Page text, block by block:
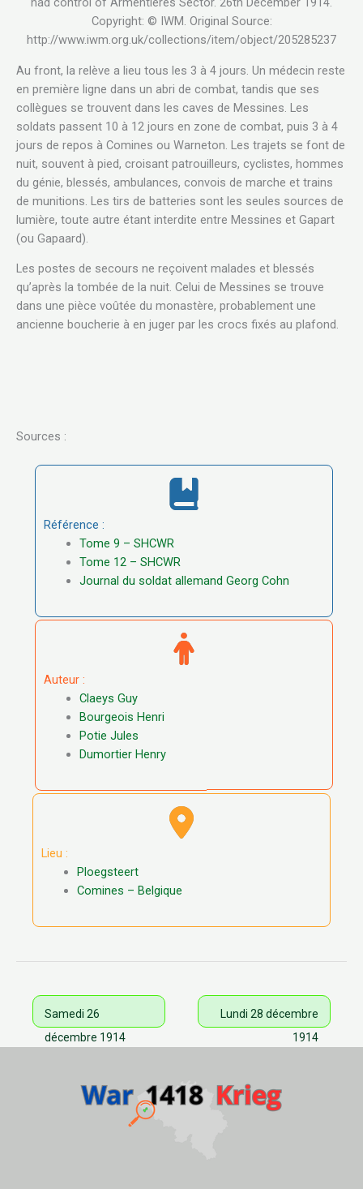
Copyright: © IWM. Original Source:
http://www.iwm.org.uk/collections/item/object/205285237
Au front, la relève a lieu tous les 3 à 4 jours. Un médecin reste
en première ligne dans un abri de combat, tandis que ses
collègues se trouvent dans les caves de Messines. Les
soldats passent 10 à 12 jours en zone de combat, puis 3 à 4
jours de repos à Comines ou Warneton. Les trajets se font de
nuit, souvent à pied, croisant patrouilleurs, cyclistes, hommes
du génie, blessés, ambulances, convois de marche et trains
de munitions. Les tirs de batteries sont les seules sources de
lumière, toute autre étant interdite entre Messines et Gapart
(ou Gapaard).
Les postes de secours ne reçoivent malades et blessés
qu’après la tombée de la nuit. Celui de Messines se trouve
dans une pièce voûtée du monastère, probablement une
ancienne boucherie à en juger par les crocs fixés au plafond.
Sources :
Référence :
Tome 9 – SHCWR
Tome 12 – SHCWR
Journal du soldat allemand Georg Cohn
Auteur :
Claeys Guy
Bourgeois Henri
Potie Jules
Dumortier Henry
Lieu :
Ploegsteert
Comines – Belgique
Samedi 26
décembre 1914
Lundi 28 décembre
1914